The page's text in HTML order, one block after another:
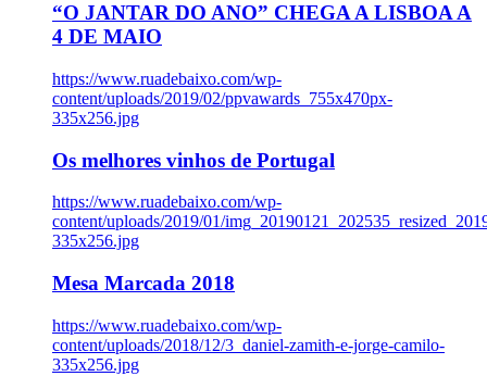
“O JANTAR DO ANO” CHEGA A LISBOA A
4 DE MAIO
https://www.ruadebaixo.com/wp-
content/uploads/2019/02/ppvawards_755x470px-
335x256.jpg
Os melhores vinhos de Portugal
https://www.ruadebaixo.com/wp-
content/uploads/2019/01/
335x256.jpg
Mesa Marcada 2018
https://www.ruadebaixo.com/wp-
content/uploads/2018/12/3_daniel-zamith-e-jorge-camilo-
335x256.jpg